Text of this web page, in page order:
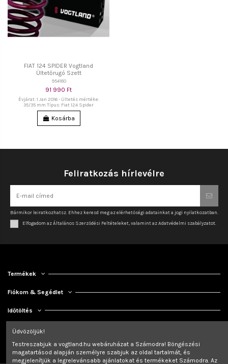
FIAT 124 SPIDER Vogtland
Ültetőrugó Szett
954180
91 990 Ft
Évjárat: 1 Jan 2016 - Ültetés mértéke:
35/35 mm Típus: Fiat 124 Spider
Kosárba
Feliratkozás hírlevélre
Bármikor leiratkozhatsz. Ehhez keresd meg az elérhetőségi adatainkat a jogi nyilatkozatban.
Elfogadom az Általános Szerződési Feltételeket, valamint az Adatvédelmi szabályzatot.
Termékek
Fiókom & Segédlet
Időtöltés
Kapcsolat
Üdvözöljük!
Testreszabjuk a vogtland.hu webáruházat a Számodra! Böngészési
magatartásod alapján személyre szabjuk az oldal tartalmát, és
megjelenítjük a legrelevánsabb ajánlatokat és termékeket Számodra. Az